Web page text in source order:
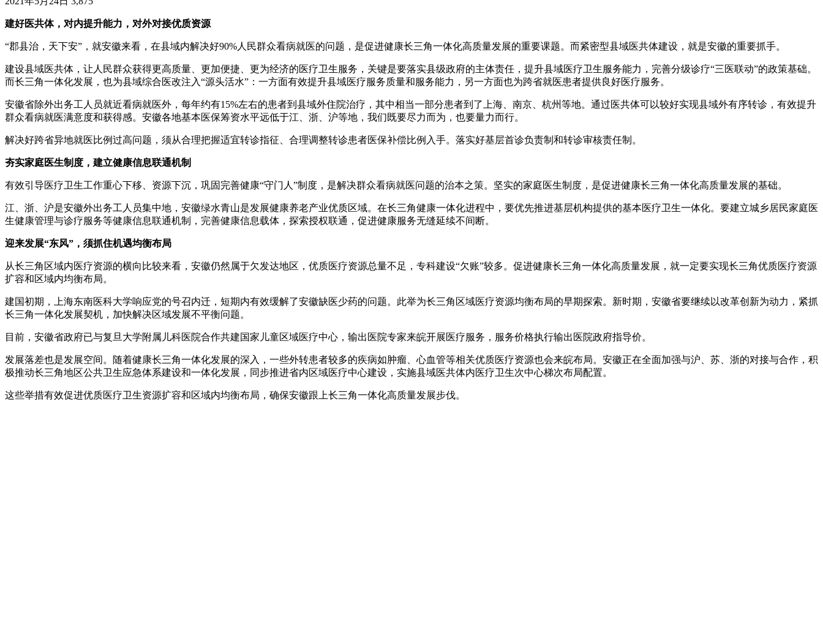
建好医共体，对内提升能力，对外对接优质资源
“郡县治，天下安”，就安徽来看，在县域内解决好90%人民群众看病就医的问题，是促进健康长三角一体化高质量发展的重要课题。而紧密型县域医共体建设，就是安徽的重要抓手。
建设县域医共体，让人民群众获得更高质量、更加便捷、更为经济的医疗卫生服务，关键是要落实县级政府的主体责任，提升县域医疗卫生服务能力，完善分级诊疗“三医联动”的政策基础。
而长三角一体化发展，也为县域综合医改注入“源头活水”：一方面有效提升县域医疗服务质量和服务能力，另一方面也为跨省就医患者提供良好医疗服务。
安徽省除外出务工人员就近看病就医外，每年约有15%左右的患者到县域外住院治疗，其中相当一部分患者到了上海、南京、杭州等地。通过医共体可以较好实现县域外有序转诊，有效提升
群众看病就医满意度和获得感。安徽各地基本医保筹资水平远低于江、浙、沪等地，我们既要尽力而为，也要量力而行。
解决好跨省异地就医比例过高问题，须从合理把握适宜转诊指征、合理调整转诊患者医保补偿比例入手。落实好基层首诊负责制和转诊审核责任制。
夯实家庭医生制度，建立健康信息联通机制
有效引导医疗卫生工作重心下移、资源下沉，巩固完善健康“守门人”制度，是解决群众看病就医问题的治本之策。坚实的家庭医生制度，是促进健康长三角一体化高质量发展的基础。
江、浙、沪是安徽外出务工人员集中地，安徽绿水青山是发展健康养老产业优质区域。在长三角健康一体化进程中，要优先推进基层机构提供的基本医疗卫生一体化。要建立城乡居民家庭医
生健康管理与诊疗服务等健康信息联通机制，完善健康信息载体，探索授权联通，促进健康服务无缝延续不间断。
迎来发展“东风”，须抓住机遇均衡布局
从长三角区域内医疗资源的横向比较来看，安徽仍然属于欠发达地区，优质医疗资源总量不足，专科建设“欠账”较多。促进健康长三角一体化高质量发展，就一定要实现长三角优质医疗资源
扩容和区域内均衡布局。
建国初期，上海东南医科大学响应党的号召内迁，短期内有效缓解了安徽缺医少药的问题。此举为长三角区域医疗资源均衡布局的早期探索。新时期，安徽省要继续以改革创新为动力，紧抓
长三角一体化发展契机，加快解决区域发展不平衡问题。
目前，安徽省政府已与复旦大学附属儿科医院合作共建国家儿童区域医疗中心，输出医院专家来皖开展医疗服务，服务价格执行输出医院政府指导价。
发展落差也是发展空间。随着健康长三角一体化发展的深入，一些外转患者较多的疾病如肿瘤、心血管等相关优质医疗资源也会来皖布局。安徽正在全面加强与沪、苏、浙的对接与合作，积
极推动长三角地区公共卫生应急体系建设和一体化发展，同步推进省内区域医疗中心建设，实施县域医共体内医疗卫生次中心梯次布局配置。
这些举措有效促进优质医疗卫生资源扩容和区域内均衡布局，确保安徽跟上长三角一体化高质量发展步伐。